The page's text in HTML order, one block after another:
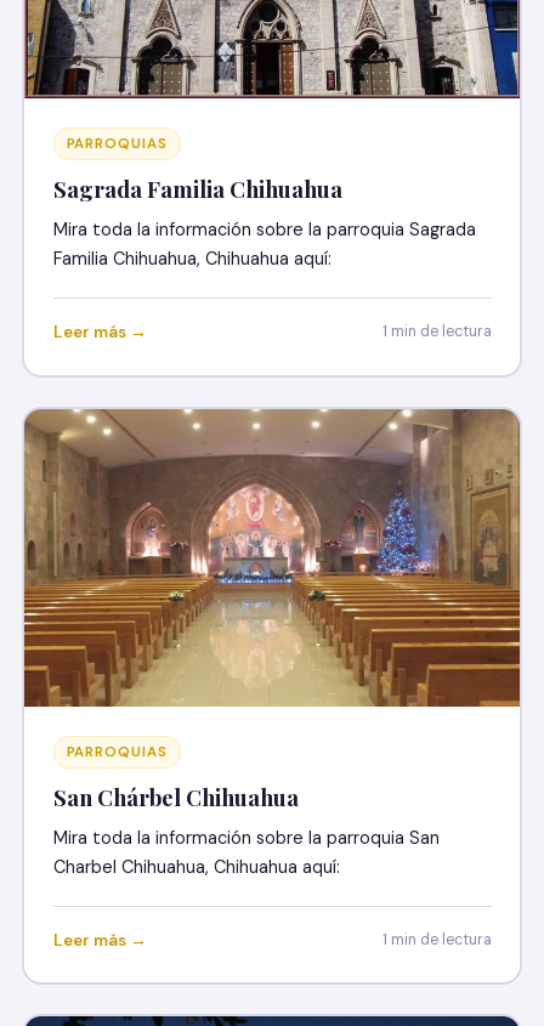
PARROQUIAS
Sagrada Familia Chihuahua
Mira toda la información sobre la parroquia Sagrada
Familia Chihuahua, Chihuahua aquí:
Leer más → 1 min de lectura
PARROQUIAS
San Chárbel Chihuahua
Mira toda la información sobre la parroquia San
Charbel Chihuahua, Chihuahua aquí:
Leer más → 1 min de lectura